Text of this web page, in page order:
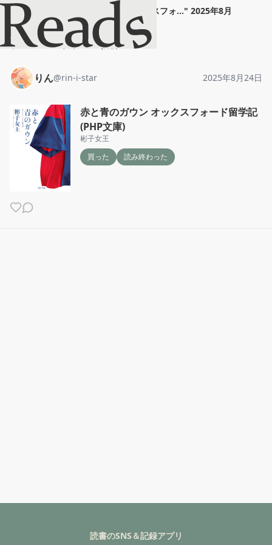
赤と青のガウン オックスフォ..." 2025年8月
24日
ホーム
りん 投稿
りん@rin-i-star 2025年8月24日
赤と青のガウン オックスフォード留学記
(PHP文庫)
彬子女王
買った
読み終わった
読書のSNS＆記録アプリ